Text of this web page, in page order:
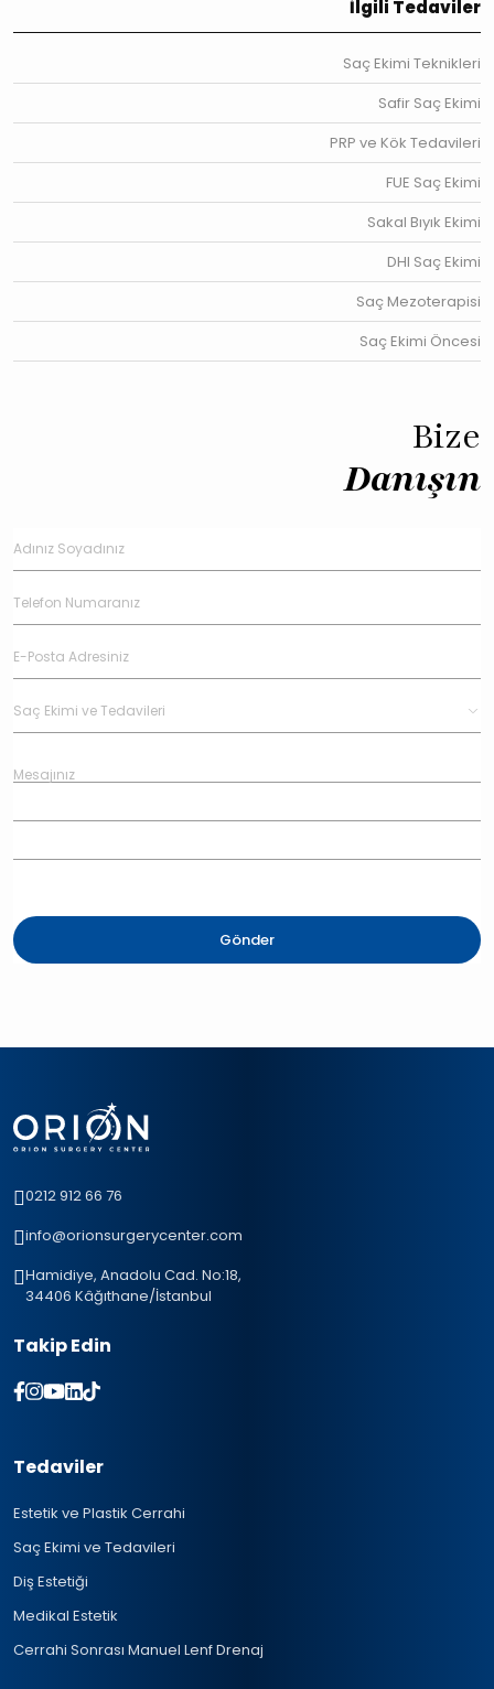
İlgili Tedaviler
Saç Ekimi Teknikleri
Safir Saç Ekimi
PRP ve Kök Tedavileri
FUE Saç Ekimi
Sakal Bıyık Ekimi
DHI Saç Ekimi
Saç Mezoterapisi
Saç Ekimi Öncesi
Bize
Danışın
Gönder
0212 912 66 76
info@orionsurgerycenter.com
Hamidiye, Anadolu Cad. No:18,
34406 Kâğıthane/İstanbul
Takip Edin
Tedaviler
Estetik ve Plastik Cerrahi
Saç Ekimi ve Tedavileri
Diş Estetiği
Medikal Estetik
Cerrahi Sonrası Manuel Lenf Drenaj